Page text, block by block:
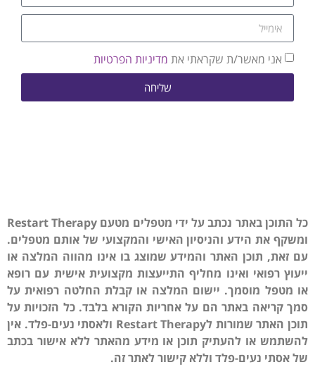
אני מאשר/ת שקראתי את מדיניות הפרטיות
שליחה
כל התוכן באתר נכתב על ידי מטפלים מטעם Restart Therapy
ומשקף את הידע והניסיון האישי והמקצועי של אותם מטפלים.
עם זאת, תוכן האתר והמידע שמוצג בו אינו מהווה המלצה או
ייעוץ רפואי ואינו מחליף התייעצות מקצועית אישית עם רופא
או מטפל מוסמך. יישום המלצה או קבלת החלטה רפואית על
סמך קריאה באתר הם על אחריות הקורא בלבד. כל הזכויות על
תוכן האתר שמורות לRestart Therapy ולאסתי נעים-פלד. אין
להשתמש או להעתיק תוכן או מידע מהאתר ללא אישור בכתב
של אסתי נעים-פלד וללא קישור לאתר זה.